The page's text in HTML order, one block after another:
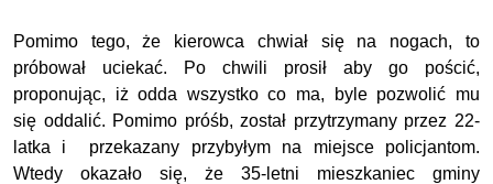
Pomimo tego, że kierowca chwiał się na nogach, to
próbował uciekać. Po chwili prosił aby go pościć,
proponując, iż odda wszystko co ma, byle pozwolić mu
się oddalić. Pomimo próśb, został przytrzymany przez 22-
latka i przekazany przybyłym na miejsce policjantom.
Wtedy okazało się, że 35-letni mieszkaniec gminy